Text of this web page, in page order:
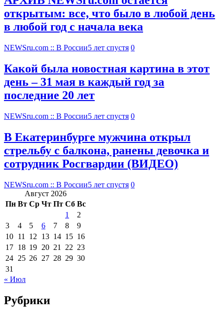
открытым: все, что было в любой день
в любой год с начала века
NEWSru.com :: В России5 лет спустя 0
Какой была новостная картина в этот
день – 31 мая в каждый год за
последние 20 лет
NEWSru.com :: В России5 лет спустя 0
В Екатеринбурге мужчина открыл
стрельбу с балкона, ранены девочка и
сотрудник Росгвардии (ВИДЕО)
NEWSru.com :: В России5 лет спустя 0
Август 2026
Пн Вт Ср Чт Пт Сб Вс
1
2
3
4 5 6 7 8
9
10 11 12 13 14 15 16
17 18 19 20 21 22 23
24 25 26 27 28 29 30
31
« Июл
Рубрики